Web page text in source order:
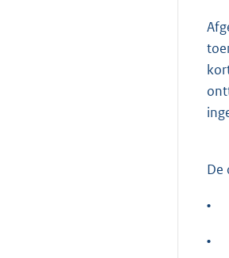
De
•
•